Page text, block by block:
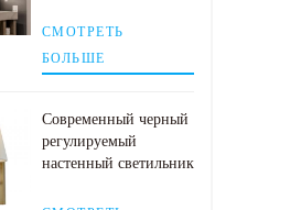
ванной со
светодиодной
подсветкой
СМОТРЕТЬ
БОЛЬШЕ
Современный черный
регулируемый
настенный светильник